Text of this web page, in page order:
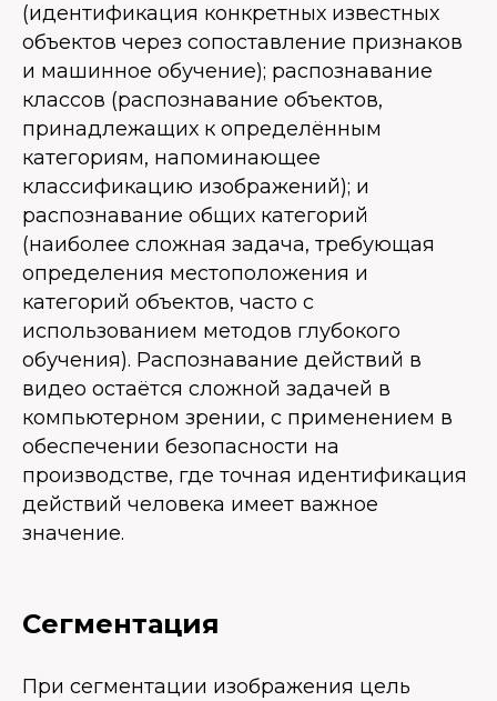
(идентификация конкретных известных
объектов через сопоставление признаков
и машинное обучение); распознавание
классов (распознавание объектов,
принадлежащих к определённым
категориям, напоминающее
классификацию изображений); и
распознавание общих категорий
(наиболее сложная задача, требующая
определения местоположения и
категорий объектов, часто с
использованием методов глубокого
обучения). Распознавание действий в
видео остаётся сложной задачей в
компьютерном зрении, с применением в
обеспечении безопасности на
производстве, где точная идентификация
действий человека имеет важное
значение.
Сегментация
При сегментации изображения цель